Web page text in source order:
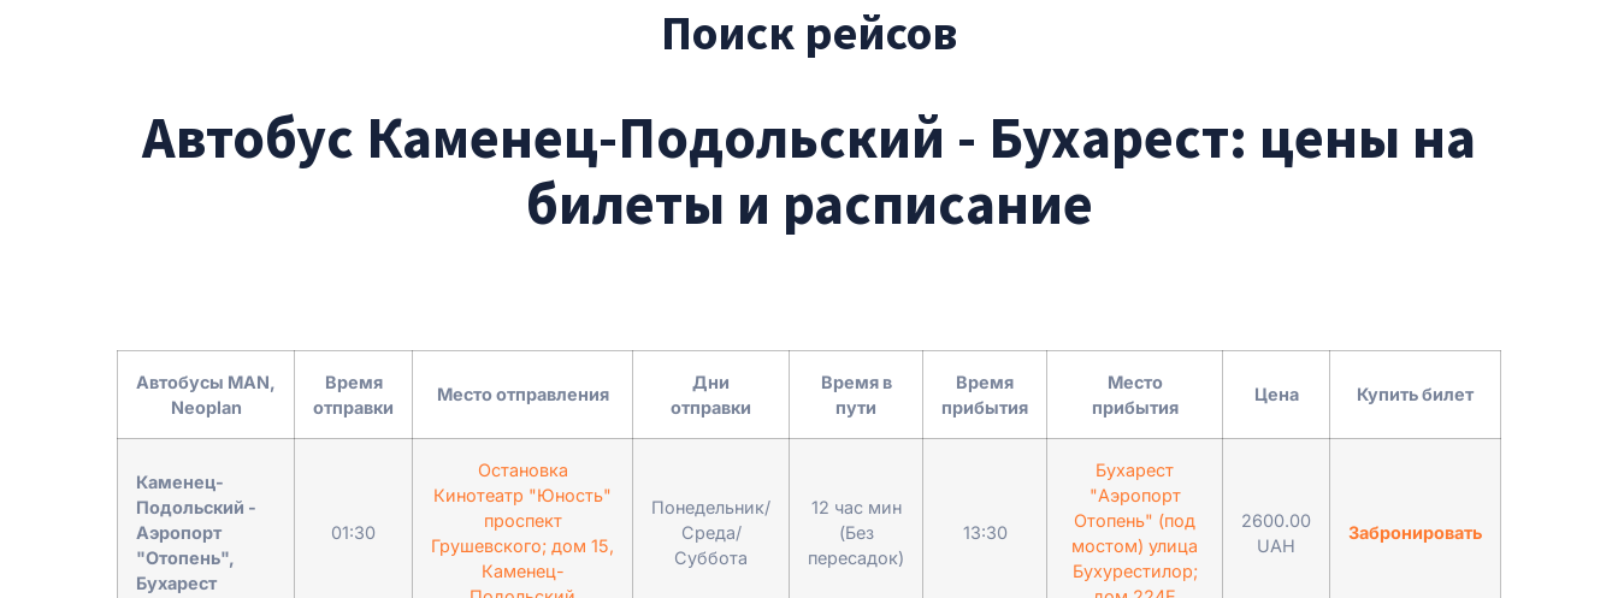
Поиск рейсов
Автобус Каменец-Подольский - Бухарест: цены на
билеты и расписание
Автобусы MAN,
Neoplan
Время
отправки
Место отправления
Дни
отправки
Время в
пути
Время
прибытия
Место
прибытия
Цена Купить билет
Каменец-
Подольский -
Аэропорт
"Отопень",
Бухарест
01:30
Остановка
Кинотеатр "Юность"
проспект
Грушевского; дом 15,
Каменец-
Понедельник/
Среда/
Суббота
12 час мин
(Без
пересадок)
13:30
Бухарест
"Аэропорт
Отопень" (под
мостом) улица
Бухурестилор;
2600.00
UAH
Забронировать